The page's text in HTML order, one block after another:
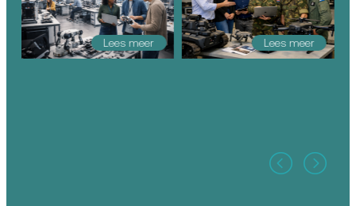
Lees meer Lees meer